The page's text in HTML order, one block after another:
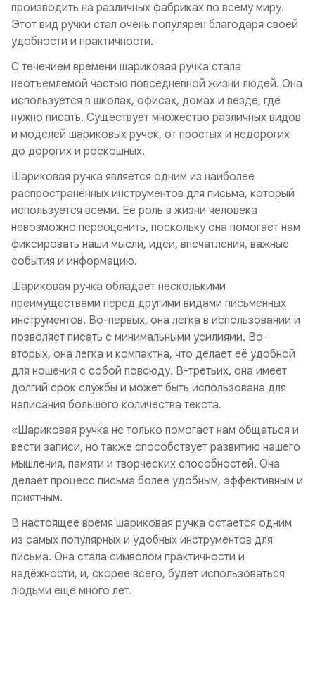
производить на различных фабриках по всему миру.
Этот вид ручки стал очень популярен благодаря своей
удобности и практичности.
С течением времени шариковая ручка стала
неотъемлемой частью повседневной жизни людей. Она
используется в школах, офисах, домах и везде, где
нужно писать. Существует множество различных видов
и моделей шариковых ручек, от простых и недорогих
до дорогих и роскошных.
Шариковая ручка является одним из наиболее
распространённых инструментов для письма, который
используется всеми. Её роль в жизни человека
невозможно переоценить, поскольку она помогает нам
фиксировать наши мысли, идеи, впечатления, важные
события и информацию.
Шариковая ручка обладает несколькими
преимуществами перед другими видами письменных
инструментов. Во-первых, она легка в использовании и
позволяет писать с минимальными усилиями. Во-
вторых, она легка и компактна, что делает её удобной
для ношения с собой повсюду. В-третьих, она имеет
долгий срок службы и может быть использована для
написания большого количества текста.
«Шариковая ручка не только помогает нам общаться и
вести записи, но также способствует развитию нашего
мышления, памяти и творческих способностей. Она
делает процесс письма более удобным, эффективным и
приятным.
В настоящее время шариковая ручка остается одним
из самых популярных и удобных инструментов для
письма. Она стала символом практичности и
надёжности, и, скорее всего, будет использоваться
людьми ещё много лет.